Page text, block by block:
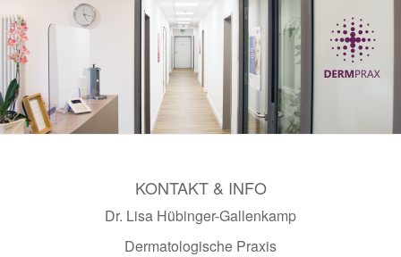
KONTAKT & INFO
Dr. Lisa Hübinger-Gallenkamp
Dermatologische Praxis